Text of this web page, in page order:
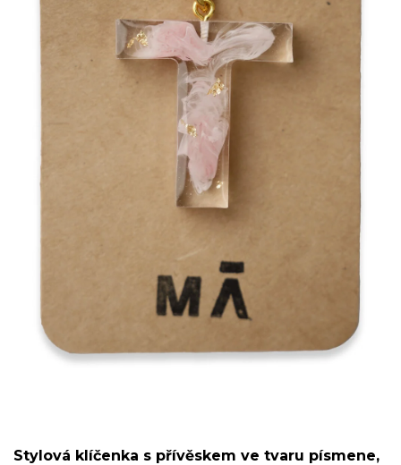
Stylová klíčenka s přívěskem ve tvaru písmene,